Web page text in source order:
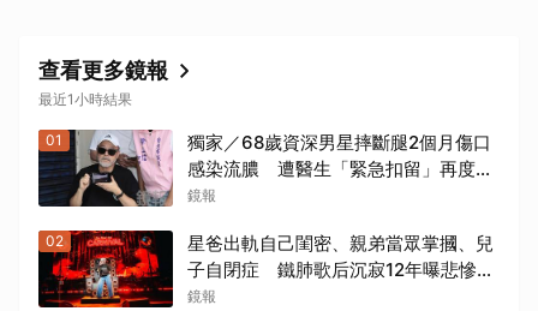
查看更多鏡報
最近1小時結果
01
獨家／68歲資深男星摔斷腿2個月傷口
感染流膿 遭醫生「緊急扣留」再度動
刀！妻心力交瘁曝現況
鏡報
02
星爸出軌自己閨密、親弟當眾掌摑、兒
子自閉症 鐵肺歌后沉寂12年曝悲慘人
生
鏡報